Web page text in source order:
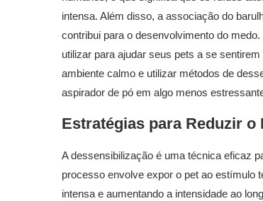
intensa. Além disso, a associação do
contribui para o desenvolvimento do
utilizar para ajudar seus pets a se
ambiente calmo e utilizar métodos de
aspirador de pó em algo menos
Estratégias para Reduzir o
A dessensibilização é uma técnica eficaz
processo envolve expor o pet ao estímulo
intensa e aumentando a intensidade ao